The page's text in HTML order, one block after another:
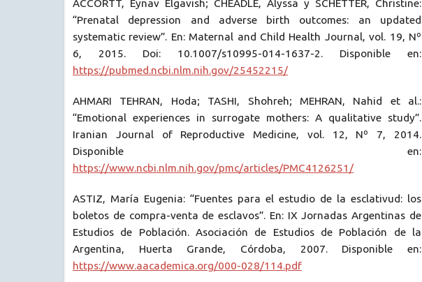
ACCORTT, Eynav Elgavish; CHEADLE, Alyssa y SCHETTER, Christine:
“Prenatal depression and adverse birth outcomes: an updated
systematic review”. En: Maternal and Child Health Journal, vol. 19, Nº
6, 2015. Doi: 10.1007/s10995-014-1637-2. Disponible en:
https://pubmed.ncbi.nlm.nih.gov/25452215/
AHMARI TEHRAN, Hoda; TASHI, Shohreh; MEHRAN, Nahid et al.:
“Emotional experiences in surrogate mothers: A qualitative study”.
Iranian Journal of Reproductive Medicine, vol. 12, Nº 7, 2014.
Disponible en:
https://www.ncbi.nlm.nih.gov/pmc/articles/PMC4126251/
ASTIZ, María Eugenia: “Fuentes para el estudio de la esclativud: los
boletos de compra-venta de esclavos”. En: IX Jornadas Argentinas de
Estudios de Población. Asociación de Estudios de Población de la
Argentina, Huerta Grande, Córdoba, 2007. Disponible en:
https://www.aacademica.org/000-028/114.pdf